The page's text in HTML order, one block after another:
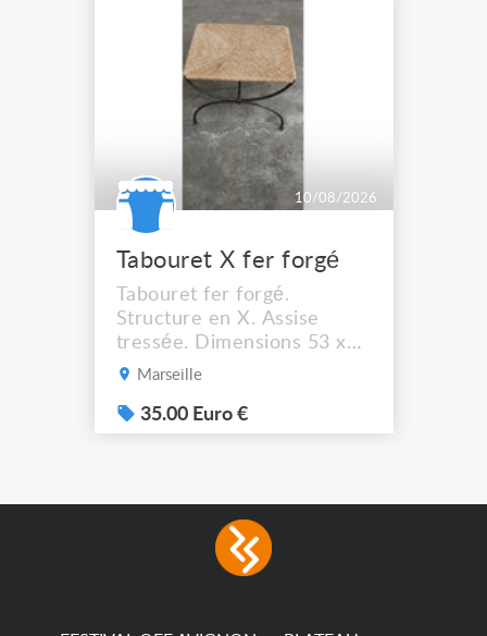
10/08/2026
Tabouret X fer forgé
Tabouret fer forgé.
Structure en X. Assise
tressée. Dimensions 53 x
44 cm. Hauteur assise :
récupérer à Marseille
13012.
Marseille
35.00 Euro €